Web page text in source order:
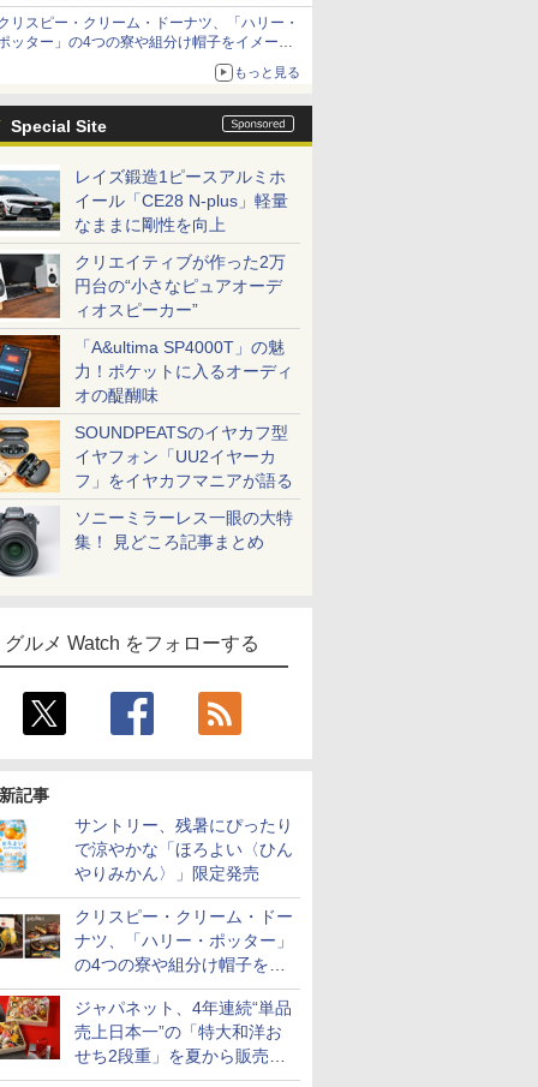
得
リスピー・クリーム・ドーナツ、「ハリー・
ッター」の4つの寮や組分け帽子をイメージ
もっと見る
Special Site
レイズ鍛造1ピースアルミホ
イール「CE28 N-plus」軽量
なままに剛性を向上
クリエイティブが作った2万
円台の“小さなピュアオーデ
ィオスピーカー”
「A&ultima SP4000T」の魅
力！ポケットに入るオーディ
オの醍醐味
SOUNDPEATSのイヤカフ型
イヤフォン「UU2イヤーカ
フ」をイヤカフマニアが語る
ソニーミラーレス一眼の大特
集！ 見どころ記事まとめ
グルメ Watch をフォローする
記事
サントリー、残暑にぴったり
で涼やかな「ほろよい〈ひん
やりみかん〉」限定発売
クリスピー・クリーム・ドー
ナツ、「ハリー・ポッター」
の4つの寮や組分け帽子をイ
メージしたドーナツなど発売
ジャパネット、4年連続“単品
売上日本一”の「特大和洋お
せち2段重」を夏から販売。
73品・年越しそば付き